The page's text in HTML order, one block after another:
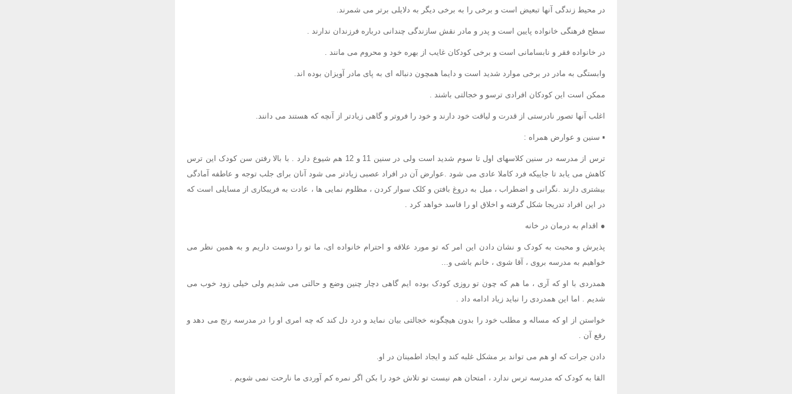
در محیط زندگی آنها تبعیض است و برخی را به برخی دیگر به دلایلی برتر می شمرند.
سطح فرهنگی خانواده پایین است و پدر و مادر نقش سازندگی چندانی درباره فرزندان ندارند .
در خانواده فقر و نابسامانی است و برخی کودکان غایب از بهره خود و محروم می مانند .
وابستگی به مادر در برخی موارد شدید است و دایما همچون دنباله ای به پای مادر آویزان بوده اند.
ممکن است این کودکان افرادی ترسو و خجالتی باشند .
اغلب آنها تصور نادرستی از قدرت و لیاقت خود دارند و خود را فروتر و گاهی زیادتر از آنچه که هستند می دانند.
▪ سنین و عوارض همراه :
ترس از مدرسه در سنین کلاسهای اول تا سوم شدید است ولی در سنین 11 و 12 هم شیوع دارد . با بالا رفتن سن کودک این ترس
کاهش می یابد تا جاییکه فرد کاملا عادی می شود .عوارض آن در افراد عصبی زیادتر می شود آنان برای جلب توجه و عاطفه آمادگی
بیشتری دارند .نگرانی و اضطراب ، میل به دروغ بافتن و کلک سوار کردن ، مظلوم نمایی ها ، عادت به فریبکاری از مسایلی است که
در این افراد تدریجا شکل گرفته و اخلاق او را فاسد خواهد کرد .
● اقدام به درمان در خانه
پذیرش و محبت به کودک و نشان دادن این امر که تو مورد علاقه و احترام خانواده ای، ما تو را دوست داریم و به همین نظر می
خواهیم به مدرسه بروی ، آقا شوی ، خانم باشی و...
همدردی با او که آری ، ما هم که چون تو روزی کودک بوده ایم گاهی دچار چنین وضع و حالتی می شدیم ولی خیلی زود خوب می
شدیم . اما این همدردی را نباید زیاد ادامه داد .
خواستن از او که مساله و مطلب خود را بدون هیچگونه خجالتی بیان نماید و درد دل کند که چه امری او را در مدرسه رنج می دهد و
رفع آن .
دادن جرات که او هم می تواند بر مشکل غلبه کند و ایجاد اطمینان در او.
القا به کودک که مدرسه ترس ندارد ، امتحان هم نیست تو تلاش خود را بکن اگر نمره کم آوردی ما نارحت نمی شویم .